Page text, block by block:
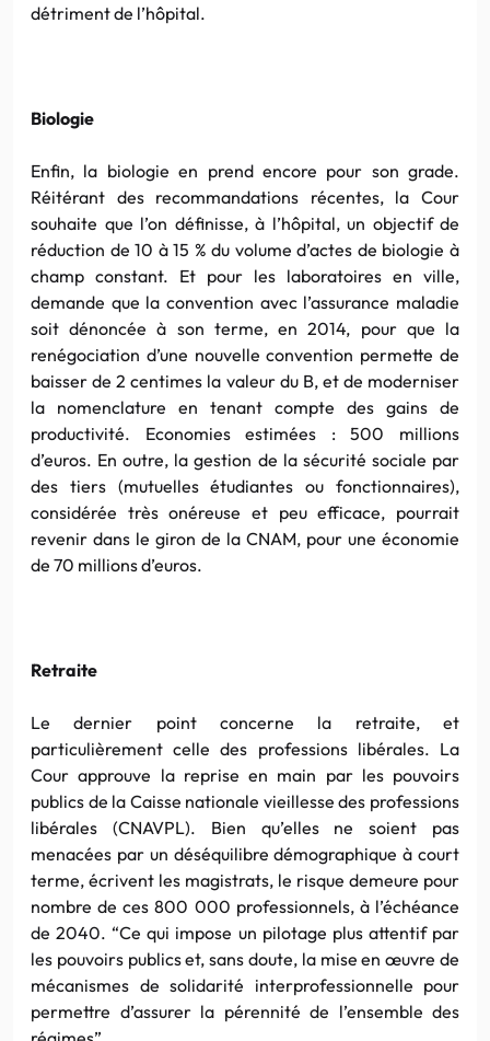
détriment de l’hôpital.
Biologie
Enfin, la biologie en prend encore pour son grade.
Réitérant des recommandations récentes, la Cour
souhaite que l’on définisse, à l’hôpital, un objectif de
réduction de 10 à 15 % du volume d’actes de biologie à
champ constant. Et pour les laboratoires en ville,
demande que la convention avec l’assurance maladie
soit dénoncée à son terme, en 2014, pour que la
renégociation d’une nouvelle convention permette de
baisser de 2 centimes la valeur du B, et de moderniser
la nomenclature en tenant compte des gains de
productivité. Economies estimées : 500 millions
d’euros. En outre, la gestion de la sécurité sociale par
des tiers (mutuelles étudiantes ou fonctionnaires),
considérée très onéreuse et peu efficace, pourrait
revenir dans le giron de la CNAM, pour une économie
de 70 millions d’euros.
Retraite
Le dernier point concerne la retraite, et
particulièrement celle des professions libérales. La
Cour approuve la reprise en main par les pouvoirs
publics de la Caisse nationale vieillesse des professions
libérales (CNAVPL). Bien qu’elles ne soient pas
menacées par un déséquilibre démographique à court
terme, écrivent les magistrats, le risque demeure pour
nombre de ces 800 000 professionnels, à l’échéance
de 2040. “Ce qui impose un pilotage plus attentif par
les pouvoirs publics et, sans doute, la mise en œuvre de
mécanismes de solidarité interprofessionnelle pour
permettre d’assurer la pérennité de l’ensemble des